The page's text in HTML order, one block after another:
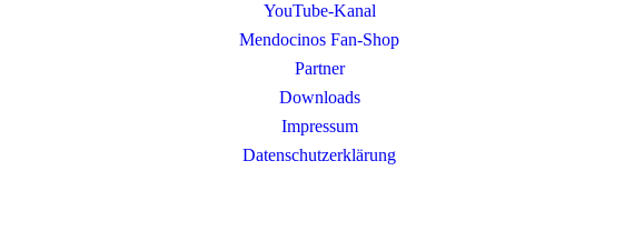
YouTube-Kanal
Mendocinos Fan-Shop
Partner
Downloads
Impressum
Datenschutzerklärung